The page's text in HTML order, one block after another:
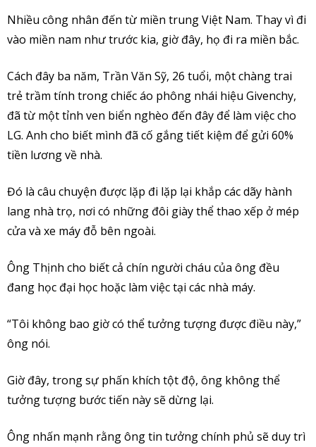
Nhiều công nhân đến từ miền trung Việt Nam. Thay vì đi
vào miền nam như trước kia, giờ đây, họ đi ra miền bắc.
Cách đây ba năm, Trần Văn Sỹ, 26 tuổi, một chàng trai
trẻ trầm tính trong chiếc áo phông nhái hiệu Givenchy,
đã từ một tỉnh ven biển nghèo đến đây để làm việc cho
LG. Anh cho biết mình đã cố gắng tiết kiệm để gửi 60%
tiền lương về nhà.
Đó là câu chuyện được lặp đi lặp lại khắp các dãy hành
lang nhà trọ, nơi có những đôi giày thể thao xếp ở mép
cửa và xe máy đỗ bên ngoài.
Ông Thịnh cho biết cả chín người cháu của ông đều
đang học đại học hoặc làm việc tại các nhà máy.
“Tôi không bao giờ có thể tưởng tượng được điều này,”
ông nói.
Giờ đây, trong sự phấn khích tột độ, ông không thể
tưởng tượng bước tiến này sẽ dừng lại.
Ông nhấn mạnh rằng ông tin tưởng chính phủ sẽ duy trì